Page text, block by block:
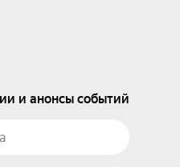
и анонсы событий